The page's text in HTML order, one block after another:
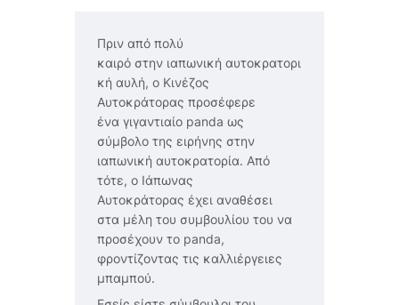
Πριν από πολύ
καιρό στην ιαπωνική αυτοκρατορι
κή αυλή, ο Κινέζος
Αυτοκράτορας προσέφερε
ένα γιγαντιαίο panda ως
σύμβολο της ειρήνης στην
ιαπωνική αυτοκρατορία. Από
τότε, ο Ιάπωνας
Αυτοκράτορας έχει αναθέσει
στα μέλη του συμβουλίου του να
προσέχουν το panda,
φροντίζοντας τις καλλιέργειες
μπαμπού.